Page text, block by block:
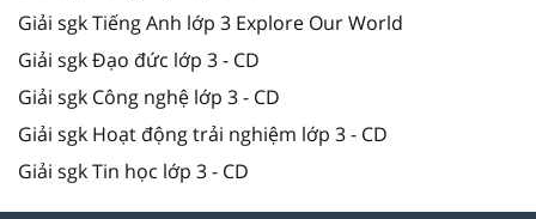
Giải sgk Tiếng Anh lớp 3 Explore Our World
Giải sgk Đạo đức lớp 3 - CD
Giải sgk Công nghệ lớp 3 - CD
Giải sgk Hoạt động trải nghiệm lớp 3 - CD
Giải sgk Tin học lớp 3 - CD